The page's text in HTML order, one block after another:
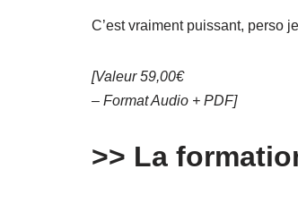
C’est vraiment puissant, perso
[Valeur 59,00€
– Format Audio + PDF]
>> La